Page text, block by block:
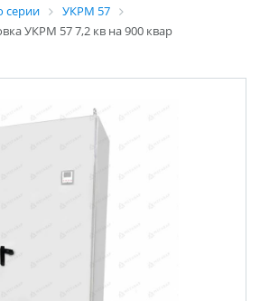
серии
УКРМ 57
УКРМ 57 7,2 кв на 900 квар